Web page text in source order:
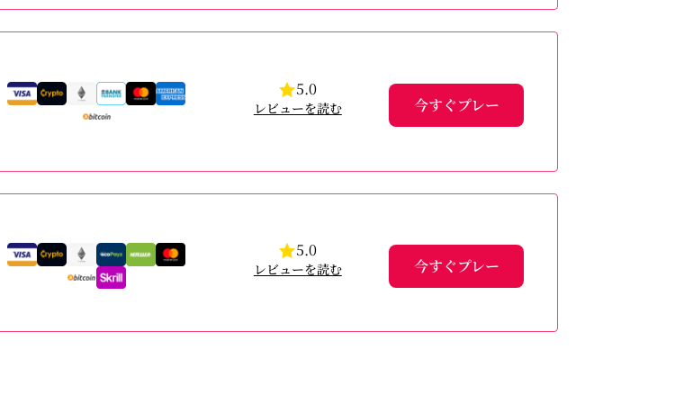
5.0
レビューを読む 今すぐプレー
5.0
レビューを読む 今すぐプレー